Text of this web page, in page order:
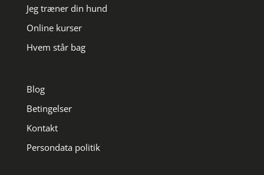
Jeg træner din hund
Online kurser
Hvem står bag
Blog
Betingelser
Kontakt
Persondata politik